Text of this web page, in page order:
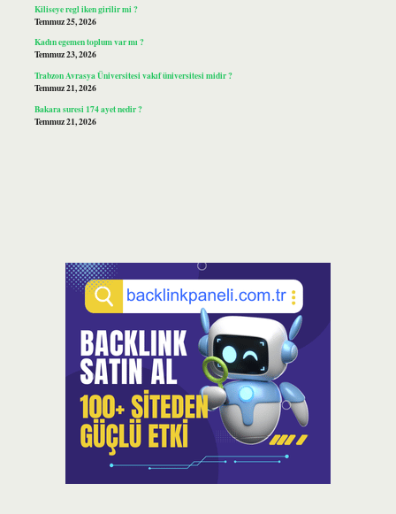
Kiliseye regl iken girilir mi ?
Temmuz 25, 2026
Kadın egemen toplum var mı ?
Temmuz 23, 2026
Trabzon Avrasya Üniversitesi vakıf üniversitesi midir ?
Temmuz 21, 2026
Bakara suresi 174 ayet nedir ?
Temmuz 21, 2026